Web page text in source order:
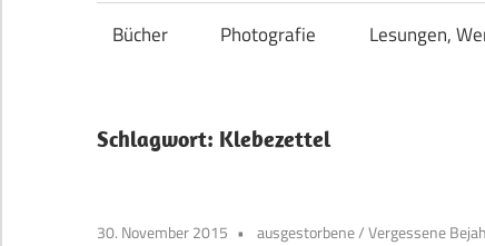
Bücher Photografie Lesungen,
Schlagwort: Klebezettel
30. November 2015 ausgestorbene/Vergessene